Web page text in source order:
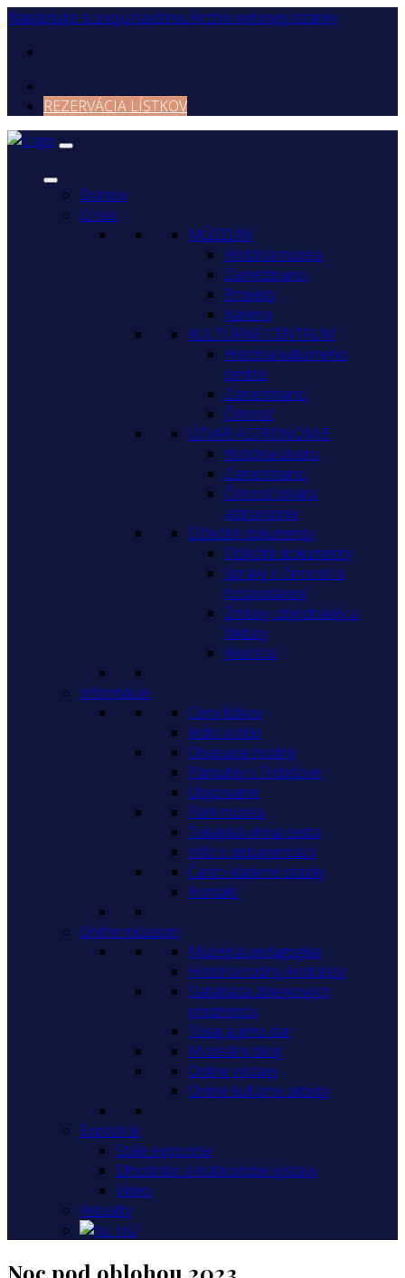
Naplánujte si svoju návštevu Archív webovej stránky
REZERVÁCIA LÍSTKOV
Domov
O nás
MÚZEUM
História múzea
Zamestnanci
Projekty
Kariéra
KULTÚRNE CENTRUM
História kultúrneho
centra
Zamestnanci
Činnosť
ÚTVAR ASTRONÓMIE
História útvaru
Zamestnanci
Činnosť útvaru
astronómie
Dôležité dokumenty
Dôležité dokumenty
Správy o činnosti a
hospodárení
Zmluvy, objednávky a
faktúry
Akvizícia
Informácie
Ceny lístkov
Jedlo a pitie
Otváracie hodiny
Pamiatky v Trebišove
Ubytovanie
Park múzea
Tokajská vínna cesta
Info o debarierizácii
Často kladené otázky
Kontakt
Online múzeum
Múzejná pedagogika
História rodiny Andrássy
Databáza zbierkových
predmetov
Tokaj a jeho dar
Muzeálny blog
Online výstavy
Online kultúrne aktivity
Expozície
Stále expozície
Dlhodobé a krátkodobé výstavy
Video
Aktuality